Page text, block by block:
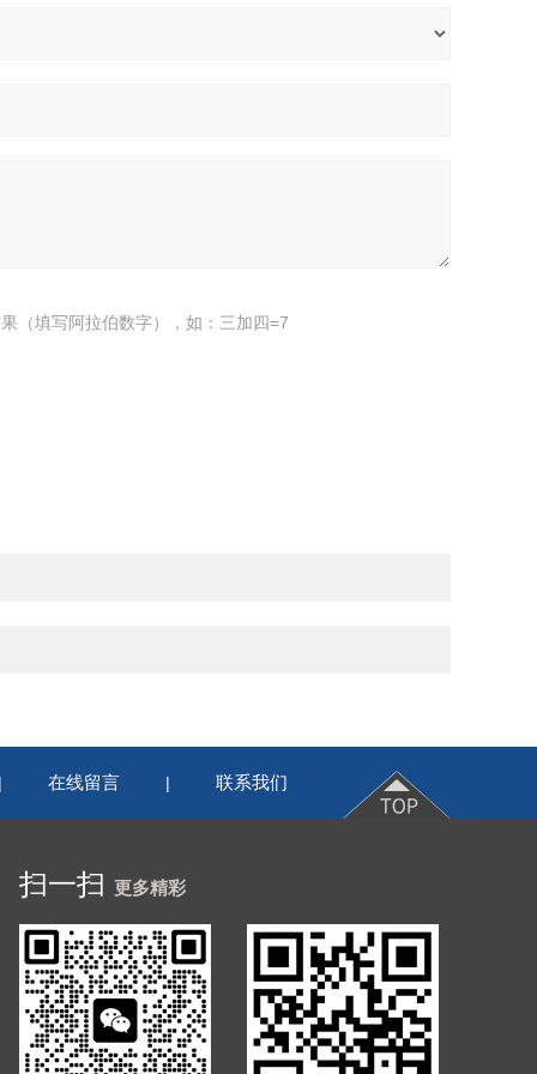
（填写阿拉伯数字），如：三加四=7
在线留言 | 联系我们
扫一扫 更多精彩